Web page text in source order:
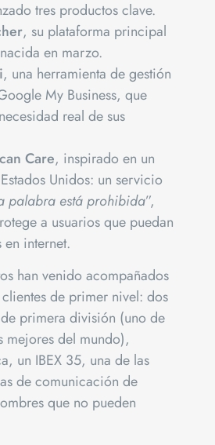
tres productos clave.
, su plataforma principal
en marzo.
, una herramienta de gestión
My Business, que
real de sus
Care, inspirado en un
Unidos: un servicio
palabra está prohibida”,
a usuarios que puedan
internet.
han venido acompañados
de primer nivel: dos
primera división (uno de
mejores del mundo),
un IBEX 35, una de las
de comunicación de
que no pueden